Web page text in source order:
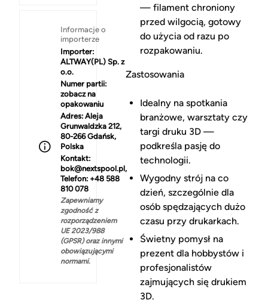
Informacje o
importerze
Importer:
ALTWAY(PL) Sp. z
o.o.
Numer partii:
zobacz na
opakowaniu
Adres: Aleja
Grunwaldzka 212,
80-266 Gdańsk,
Polska
Kontakt:
bok@nextspool.pl,
Telefon: +48 588
810 078
Zapewniamy
zgodność z
rozporządzeniem
UE 2023/988
(GPSR) oraz innymi
obowiązującymi
normami.
— filament chroniony
przed wilgocią, gotowy
do użycia od razu po
rozpakowaniu.
Zastosowania
Idealny na spotkania
branżowe, warsztaty czy
targi druku 3D —
podkreśla pasję do
technologii.
Wygodny strój na co
dzień, szczególnie dla
osób spędzających dużo
czasu przy drukarkach.
Świetny pomysł na
prezent dla hobbystów i
profesjonalistów
zajmujących się drukiem
3D.